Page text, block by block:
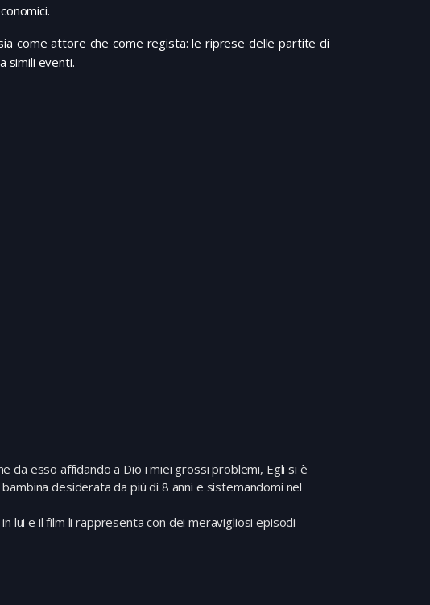
come attore che come regista: le riprese delle partite di
simili eventi.
da esso affidando a Dio i miei grossi problemi, Egli si è
desiderata da più di 8 anni e sistemandomi nel
lui e il film li rappresenta con dei meravigliosi episodi